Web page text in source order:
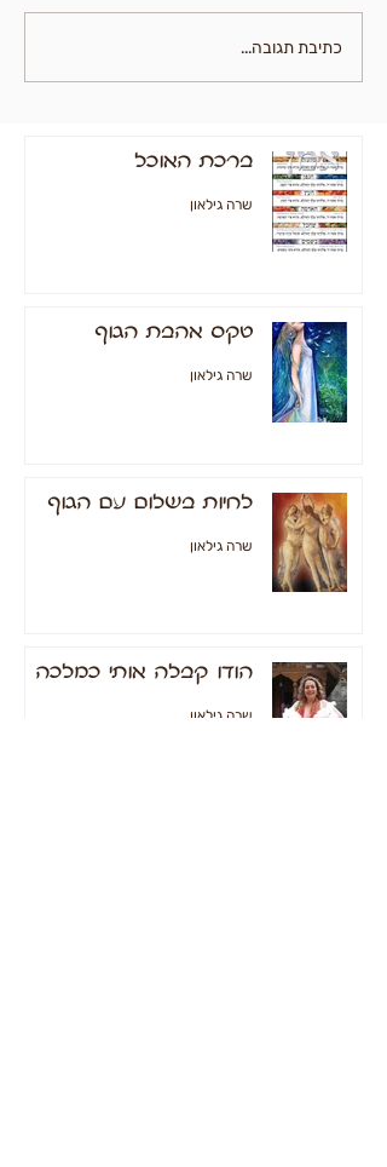
כתיבת תגובה...
ברכת האוכל
שרה גילאון
טקס אהבת הגוף
שרה גילאון
לחיות בשלום עם הגוף
שרה גילאון
הודו קבלה אותי כמלכה
שרה גילאון